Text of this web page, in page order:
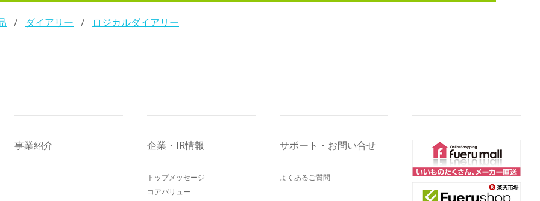
ダイアリー ロジカルダイアリー
事業紹介 企業・IR情報
トップメッセージ
コアバリュー
サポート・お問い合せ
よくあるご質問